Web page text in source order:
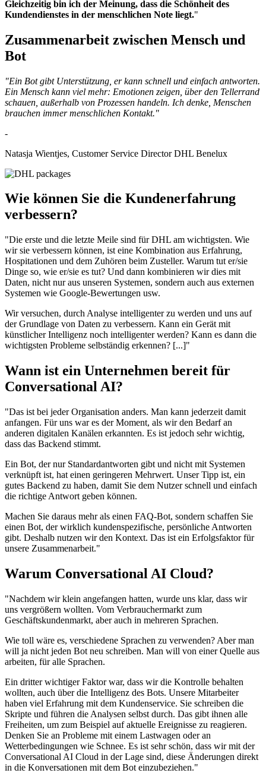
Gleichzeitig bin ich der Meinung, dass die Schönheit des
Kundendienstes in der menschlichen Note liegt."
Zusammenarbeit zwischen Mensch und
Bot
"Ein Bot gibt Unterstützung, er kann schnell und einfach antworten.
Ein Mensch kann viel mehr: Emotionen zeigen, über den Tellerrand
schauen, außerhalb von Prozessen handeln. Ich denke, Menschen
brauchen immer menschlichen Kontakt."
-
Natasja Wientjes, Customer Service Director DHL Benelux
Wie können Sie die Kundenerfahrung
verbessern?
"Die erste und die letzte Meile sind für DHL am wichtigsten. Wie
wir sie verbessern können, ist eine Kombination aus Erfahrung,
Hospitationen und dem Zuhören beim Zusteller. Warum tut er/sie
Dinge so, wie er/sie es tut? Und dann kombinieren wir dies mit
Daten, nicht nur aus unseren Systemen, sondern auch aus externen
Systemen wie Google-Bewertungen usw.
Wir versuchen, durch Analyse intelligenter zu werden und uns auf
der Grundlage von Daten zu verbessern. Kann ein Gerät mit
künstlicher Intelligenz noch intelligenter werden? Kann es dann die
wichtigsten Probleme selbständig erkennen? [...]"
Wann ist ein Unternehmen bereit für
Conversational AI?
"Das ist bei jeder Organisation anders. Man kann jederzeit damit
anfangen. Für uns war es der Moment, als wir den Bedarf an
anderen digitalen Kanälen erkannten. Es ist jedoch sehr wichtig,
dass das Backend stimmt.
Ein Bot, der nur Standardantworten gibt und nicht mit Systemen
verknüpft ist, hat einen geringeren Mehrwert. Unser Tipp ist, ein
gutes Backend zu haben, damit Sie dem Nutzer schnell und einfach
die richtige Antwort geben können.
Machen Sie daraus mehr als einen FAQ-Bot, sondern schaffen Sie
einen Bot, der wirklich kundenspezifische, persönliche Antworten
gibt. Deshalb nutzen wir den Kontext. Das ist ein Erfolgsfaktor für
unsere Zusammenarbeit."
Warum Conversational AI Cloud?
"Nachdem wir klein angefangen hatten, wurde uns klar, dass wir
uns vergrößern wollten. Vom Verbrauchermarkt zum
Geschäftskundenmarkt, aber auch in mehreren Sprachen.
Wie toll wäre es, verschiedene Sprachen zu verwenden? Aber man
will ja nicht jeden Bot neu schreiben. Man will von einer Quelle aus
arbeiten, für alle Sprachen.
Ein dritter wichtiger Faktor war, dass wir die Kontrolle behalten
wollten, auch über die Intelligenz des Bots. Unsere Mitarbeiter
haben viel Erfahrung mit dem Kundenservice. Sie schreiben die
Skripte und führen die Analysen selbst durch. Das gibt ihnen alle
Freiheiten, um zum Beispiel auf aktuelle Ereignisse zu reagieren.
Denken Sie an Probleme mit einem Lastwagen oder an
Wetterbedingungen wie Schnee. Es ist sehr schön, dass wir mit der
Conversational AI Cloud in der Lage sind, diese Änderungen direkt
in die Konversationen mit dem Bot einzubeziehen."